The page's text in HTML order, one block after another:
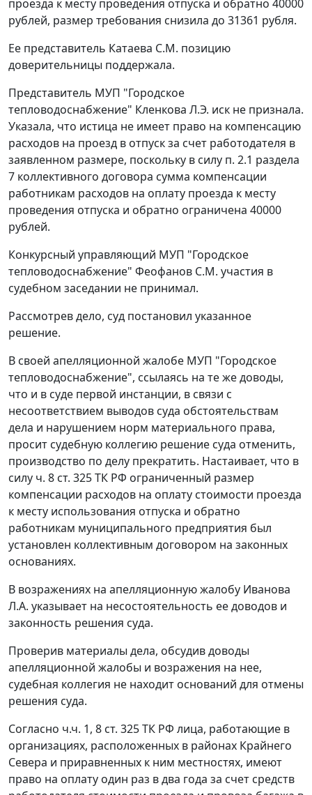
проезда к месту проведения отпуска и обратно 40000
рублей, размер требования снизила до 31361 рубля.
Ее представитель Катаева С.М. позицию
доверительницы поддержала.
Представитель МУП "Городское
тепловодоснабжение" Кленкова Л.Э. иск не признала.
Указала, что истица не имеет право на компенсацию
расходов на проезд в отпуск за счет работодателя в
заявленном размере, поскольку в силу п. 2.1 раздела
7 коллективного договора сумма компенсации
работникам расходов на оплату проезда к месту
проведения отпуска и обратно ограничена 40000
рублей.
Конкурсный управляющий МУП "Городское
тепловодоснабжение" Феофанов С.М. участия в
судебном заседании не принимал.
Рассмотрев дело, суд постановил указанное
решение.
В своей апелляционной жалобе МУП "Городское
тепловодоснабжение", ссылаясь на те же доводы,
что и в суде первой инстанции, в связи с
несоответствием выводов суда обстоятельствам
дела и нарушением норм материального права,
просит судебную коллегию решение суда отменить,
производство по делу прекратить. Настаивает, что в
силу ч. 8 ст. 325ТК РФ ограниченный размер
компенсации расходов на оплату стоимости проезда
к месту использования отпуска и обратно
работникам муниципального предприятия был
установлен коллективным договором на законных
основаниях.
В возражениях на апелляционную жалобу Иванова
Л.А. указывает на несостоятельность ее доводов и
законность решения суда.
Проверив материалы дела, обсудив доводы
апелляционной жалобы и возражения на нее,
судебная коллегия не находит оснований для отмены
решения суда.
Согласно ч.ч. 1, 8 ст. 325ТК РФ лица, работающие в
организациях, расположенных в районах Крайнего
Севера и приравненных к ним местностях, имеют
право на оплату один раз в два года за счет средств